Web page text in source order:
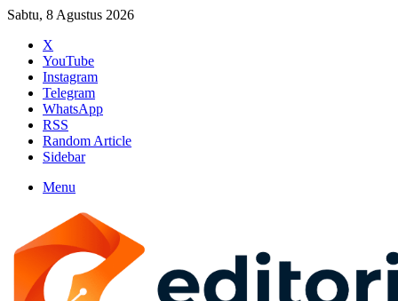
Sabtu, 8 Agustus 2026
X
YouTube
Instagram
Telegram
WhatsApp
RSS
Random Article
Sidebar
Menu